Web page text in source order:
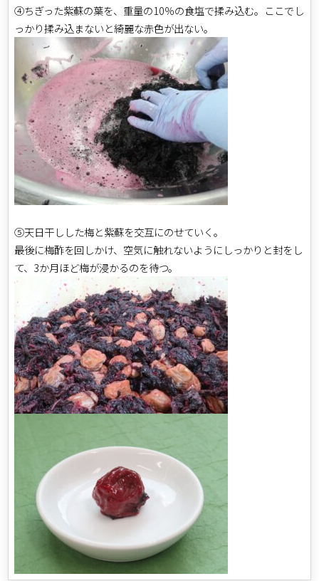
④ちぎった紫蘇の葉を、重量の10％の食塩で揉み込む。ここでし
っかり揉み込まないと綺麗な赤色が出ない。
⑤天日干しした梅と紫蘇を交互にのせていく。
最後に梅酢を回しかけ、空気に触れないようにしっかりと封をし
て、3か月ほど梅が浸かるのを待つ。